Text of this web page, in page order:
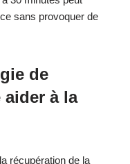
performance.
10 minutes de
peuvent réduire
exposition à la nature,
liée à une diminution
de la motivation.
des siestes
sans provoquer de